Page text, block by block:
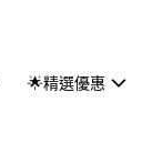
🌟精選優惠